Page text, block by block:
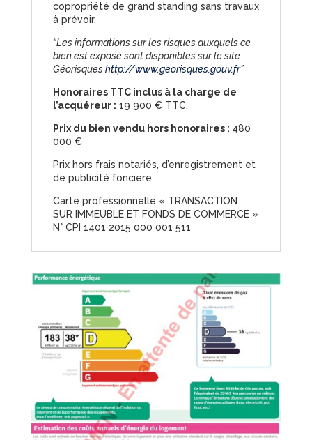
copropriété de grand standing sans travaux
à prévoir.
“Les informations sur les risques auxquels ce
bien est exposé sont disponibles sur le site
Géorisqueshttp://www.georisques.gouv.fr”
Honoraires TTC inclus à la charge de
l’acquéreur : 19 900 € TTC.
Prix du bien vendu hors honoraires : 480
000 €
Prix hors frais notariés, d’enregistrement et
de publicité foncière.
Carte professionnelle « TRANSACTION
SUR IMMEUBLE ET FONDS DE COMMERCE »
N° CPI 1401 2015 000 001 511